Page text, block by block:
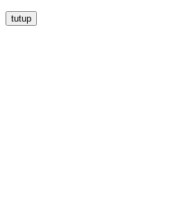
tutup